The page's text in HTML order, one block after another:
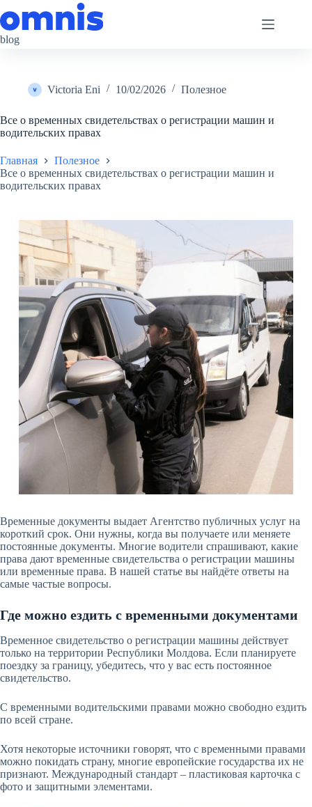
к
сути
blog
Victoria Eni 10/02/2026 Полезное
Все о временных свидетельствах о регистрации машин и
водительских правах
Главная
Полезное
Все о временных свидетельствах о регистрации машин и
водительских правах
Временные документы выдает Агентство публичных услуг на
короткий срок. Они нужны, когда вы получаете или меняете
постоянные документы. Многие водители спрашивают, какие
права дают временные свидетельства о регистрации машины
или временные права. В нашей статье вы найдёте ответы на
самые частые вопросы.
Где можно ездить с временными документами
Временное свидетельство о регистрации машины действует
только на территории Республики Молдова. Если планируете
поездку за границу, убедитесь, что у вас есть постоянное
свидетельство.
С временными водительскими правами можно свободно ездить
по всей стране.
Хотя некоторые источники говорят, что с временными правами
можно покидать страну, многие европейские государства их не
признают. Международный стандарт – пластиковая карточка с
фото и защитными элементами.